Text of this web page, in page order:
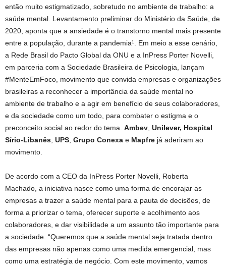
então muito estigmatizado, sobretudo no ambiente de trabalho: a
saúde mental. Levantamento preliminar do Ministério da Saúde, de
2020, aponta que a ansiedade é o transtorno mental mais presente
entre a população, durante a pandemia¹. Em meio a esse cenário,
a Rede Brasil do Pacto Global da ONU e a InPress Porter Novelli,
em parceria com a Sociedade Brasileira de Psicologia, lançam
#MenteEmFoco, movimento que convida empresas e organizações
brasileiras a reconhecer a importância da saúde mental no
ambiente de trabalho e a agir em benefício de seus colaboradores,
e da sociedade como um todo, para combater o estigma e o
preconceito social ao redor do tema. Ambev Unilever, Hospital
Sírio-Libanês UPS Grupo Conexa e Mapfre já aderiram ao
movimento.
De acordo com a CEO da InPress Porter Novelli, Roberta
Machado, a iniciativa nasce como uma forma de encorajar as
empresas a trazer a saúde mental para a pauta de decisões, de
forma a priorizar o tema, oferecer suporte e acolhimento aos
colaboradores, e dar visibilidade a um assunto tão importante para
a sociedade. “Queremos que a saúde mental seja tratada dentro
das empresas não apenas como uma medida emergencial, mas
como uma estratégia de negócio. Com este movimento, vamos